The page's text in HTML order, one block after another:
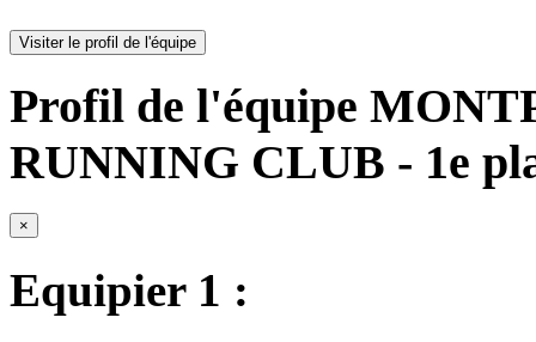
Visiter le profil de l'équipe
Profil de l'équipe
RUNNING CLUB - 1e
×
Equipier 1 :